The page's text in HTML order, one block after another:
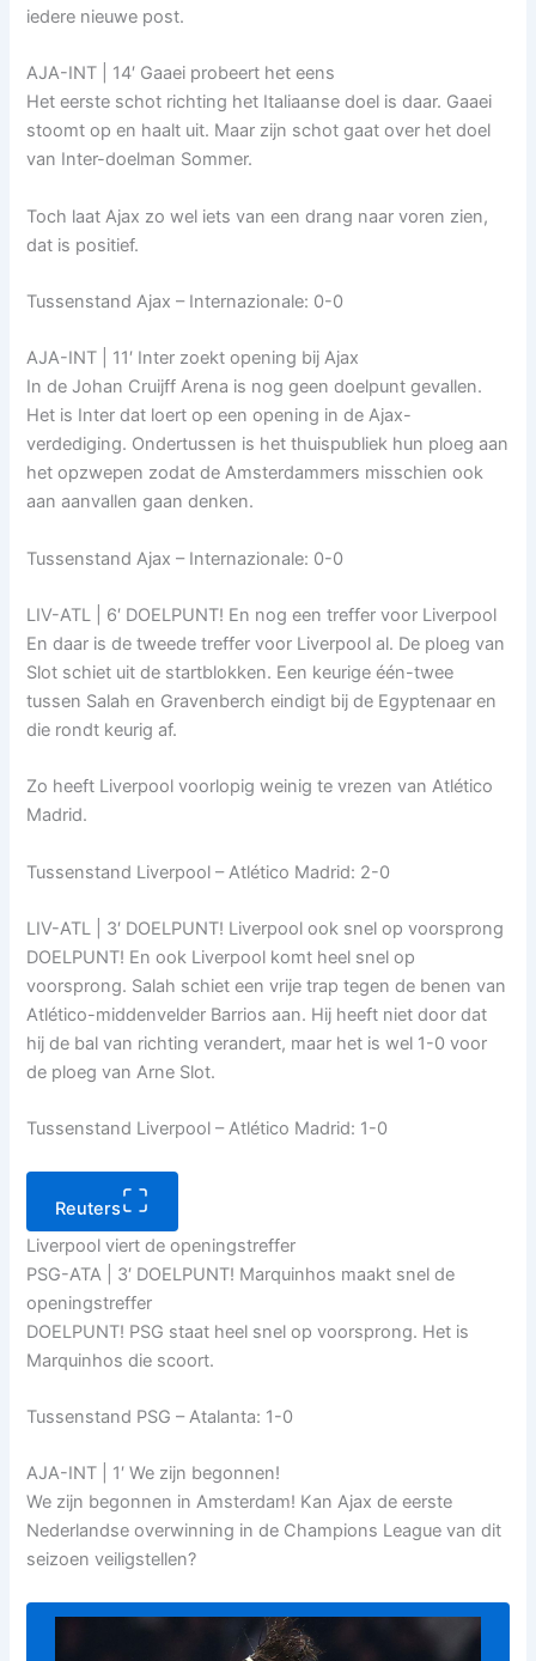
iedere nieuwe post.
AJA-INT | 14′ Gaaei probeert het eens
Het eerste schot richting het Italiaanse doel is daar. Gaaei
stoomt op en haalt uit. Maar zijn schot gaat over het doel
van Inter-doelman Sommer.
Toch laat Ajax zo wel iets van een drang naar voren zien,
dat is positief.
Tussenstand Ajax – Internazionale: 0-0
AJA-INT | 11′ Inter zoekt opening bij Ajax
In de Johan Cruijff Arena is nog geen doelpunt gevallen.
Het is Inter dat loert op een opening in de Ajax-
verdediging. Ondertussen is het thuispubliek hun ploeg aan
het opzwepen zodat de Amsterdammers misschien ook
aan aanvallen gaan denken.
Tussenstand Ajax – Internazionale: 0-0
LIV-ATL | 6′ DOELPUNT! En nog een treffer voor Liverpool
En daar is de tweede treffer voor Liverpool al. De ploeg van
Slot schiet uit de startblokken. Een keurige één-twee
tussen Salah en Gravenberch eindigt bij de Egyptenaar en
die rondt keurig af.
Zo heeft Liverpool voorlopig weinig te vrezen van Atlético
Madrid.
Tussenstand Liverpool – Atlético Madrid: 2-0
LIV-ATL | 3′ DOELPUNT! Liverpool ook snel op voorsprong
DOELPUNT! En ook Liverpool komt heel snel op
voorsprong. Salah schiet een vrije trap tegen de benen van
Atlético-middenvelder Barrios aan. Hij heeft niet door dat
hij de bal van richting verandert, maar het is wel 1-0 voor
de ploeg van Arne Slot.
Tussenstand Liverpool – Atlético Madrid: 1-0
Reuters
Liverpool viert de openingstreffer
PSG-ATA | 3′ DOELPUNT! Marquinhos maakt snel de
openingstreffer
DOELPUNT! PSG staat heel snel op voorsprong. Het is
Marquinhos die scoort.
Tussenstand PSG – Atalanta: 1-0
AJA-INT | 1′ We zijn begonnen!
We zijn begonnen in Amsterdam! Kan Ajax de eerste
Nederlandse overwinning in de Champions League van dit
seizoen veiligstellen?